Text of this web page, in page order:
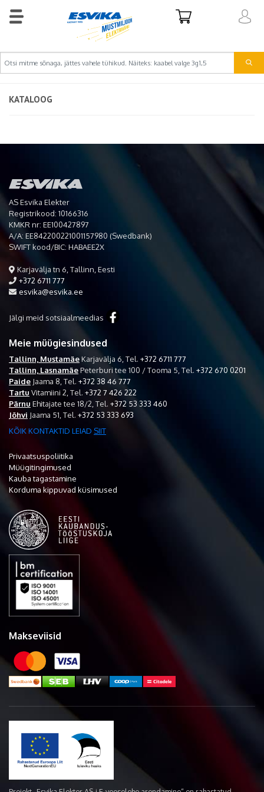
KATALOOG
AS Esvika Elekter
Registrikood: 10166316
KMKR nr: EE100427897
A/A: EE842200221001157980 (Swedbank)
SWIFT kood/BIC: HABAEE2X
Karjavälja tn 6, Tallinn, Eesti
+372 6711 777
esvika@esvika.ee
Jälgi meid sotsiaalmeedias
Meie müügiesindused
Tallinn, MustamäeKarjavälja 6, Tel. +372 6711 777
Tallinn, LasnamäePeterburi tee 100 / Tooma 5, Tel. +372 670 0201
Paide Jaama 8, Tel. +372 38 46 777
Tartu Vitamiini 2, Tel. +372 7 426 222
Pärnu Ehitajate tee 18/2, Tel. +372 53 333 460
Jõhvi Jaama 51, Tel. +372 53 333 693
KÕIK KONTAKTID LEIAD SIIT
Privaatsuspoliitika
Müügitingimused
Kauba tagastamine
Korduma kippuvad küsimused
Makseviisid